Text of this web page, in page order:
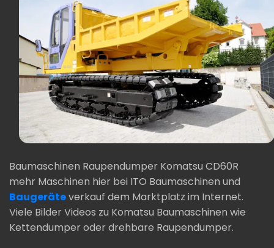
Baumaschinen Raupendumper Komatsu CD60R
mehr Maschinen hier bei ITO Baumaschinen und
Baugeräteverkauf dem Marktplatz im Internet.
Viele Bilder Videos zu Komatsu Baumaschinen wie
Kettendumper oder drehbare Raupendumper.